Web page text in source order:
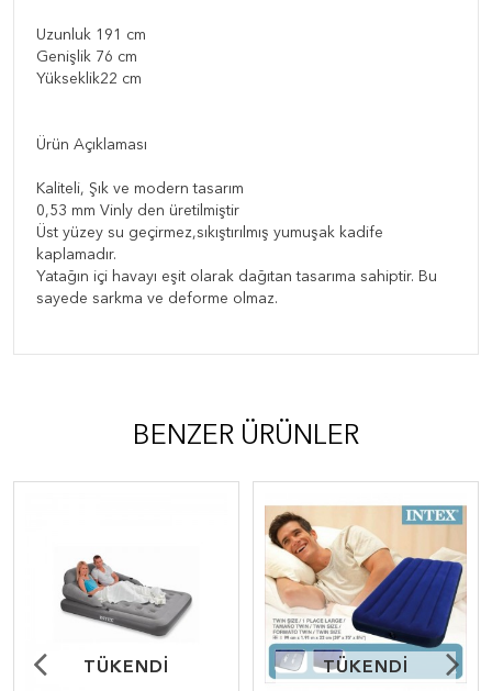
Uzunluk 191 cm
Genişlik 76 cm
Yükseklik22 cm
Ürün Açıklaması
Kaliteli, Şık ve modern tasarım
0,53 mm Vinly den üretilmiştir
Üst yüzey su geçirmez,sıkıştırılmış yumuşak kadife
kaplamadır.
Yatağın içi havayı eşit olarak dağıtan tasarıma sahiptir. Bu
sayede sarkma ve deforme olmaz.
BENZER ÜRÜNLER
TÜKENDİ
TÜKENDİ TÜKENDİ
TÜKENDİ